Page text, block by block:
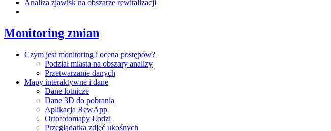
Analiza zjawisk na obszarze rewitalizacji
Monitoring zmian
Czym jest monitoring i ocena postępów?
Podział miasta na obszary analizy
Przetwarzanie danych
Mapy interaktywne i dane
Dane lotnicze
Dane 3D do pobrania
Aplikacja RewApp
Ortofotomapy Łodzi
Przeglądarka zdjęć ukośnych